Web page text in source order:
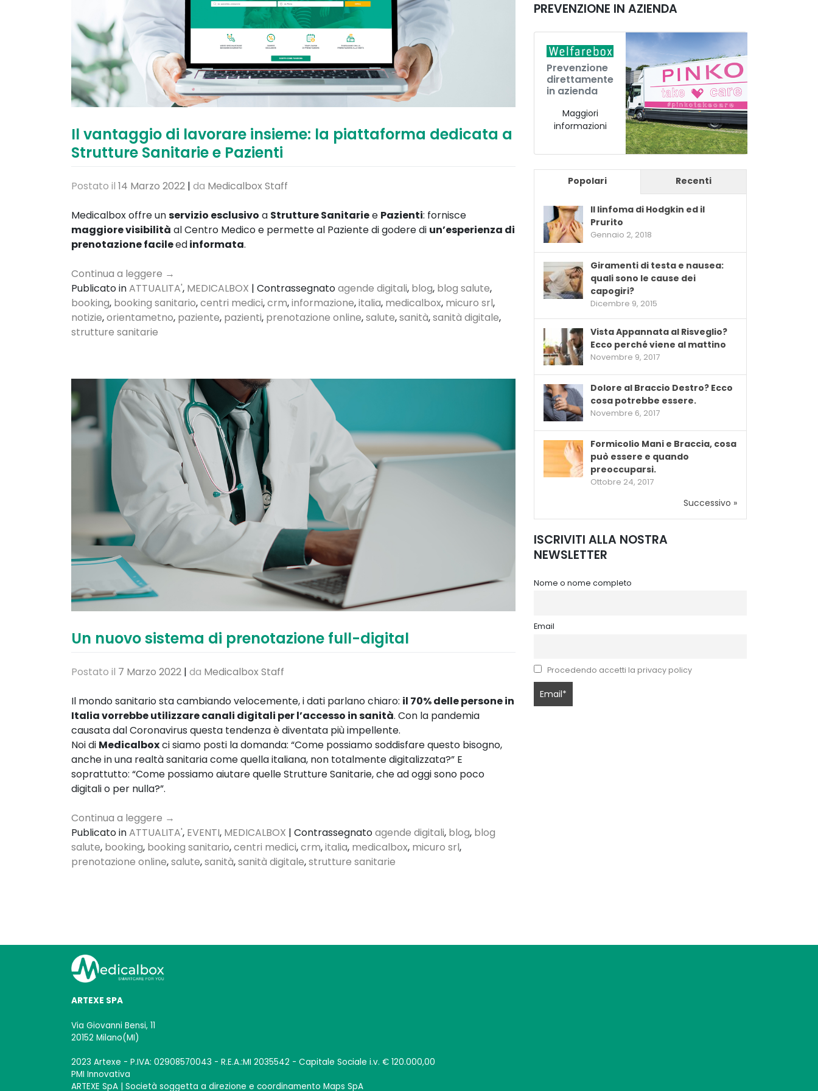
Il vantaggio di lavorare insieme: la piattaforma dedicata a
Strutture Sanitarie e Pazienti
Postato il 14 Marzo 2022 | da Medicalbox Staff
Medicalbox offre unservizio esclusivo a Strutture Sanitariee Pazienti: fornisce
maggiore visibilità al Centro Medico e permette al Paziente di godere di un’esperienza di
prenotazione facileedinformata.
Continua a leggere →
Publicato inATTUALITA', MEDICALBOX | Contrassegnatoagende digitali, blog, blog salute,
booking, booking sanitario,centri medici,crm,informazione,italia, medicalbox, micuro srl,
notizie,orientametno, paziente, pazienti, prenotazione online,salute,sanità,sanità digitale,
strutture sanitarie
Un nuovo sistema di prenotazione full-digital
Postato il 7 Marzo 2022 | da Medicalbox Staff
Il mondo sanitario sta cambiando velocemente, i dati parlano chiaro: il 70% delle persone in
Italia vorrebbe utilizzare canali digitali per l’accesso in sanità. Con la pandemia
causata dal Coronavirus questa tendenza è diventata più impellente.
Noi di Medicalboxci siamo posti la domanda: “Come possiamo soddisfare questo bisogno,
anche in una realtà sanitaria come quella italiana, non totalmente digitalizzata?” E
soprattutto: “Come possiamo aiutare quelle Strutture Sanitarie, che ad oggi sono poco
digitali o per nulla?”.
Continua a leggere →
Publicato inATTUALITA', EVENTI, MEDICALBOX | Contrassegnatoagende digitali, blog, blog
salute, booking, booking sanitario,centri medici,crm,italia, medicalbox, micuro srl,
prenotazione online,salute,sanità,sanità digitale,strutture sanitarie
PREVENZIONE IN AZIENDA
Prevenzione
direttamente
in azienda
Maggiori
informazioni
Popolari Recenti
Il linfoma di Hodgkin ed il
Prurito
Gennaio 2, 2018
Giramenti di testa e nausea:
quali sono le cause dei
capogiri?
Dicembre 9, 2015
Vista Appannata al Risveglio?
Ecco perché viene al mattino
Novembre 9, 2017
Dolore al Braccio Destro? Ecco
cosa potrebbe essere.
Novembre 6, 2017
Formicolio Mani e Braccia, cosa
può essere e quando
preoccuparsi.
Ottobre 24, 2017
Successivo »
ISCRIVITI ALLA NOSTRA
NEWSLETTER
Nome o nome completo
Email
Procedendo accetti la privacy policy
ARTEXE SPA
Via Giovanni Bensi, 11
20152 Milano(MI)
2023 Artexe - P.IVA: 02908570043 - R.E.A.:MI 2035542 - Capitale Sociale i.v. € 120.000,00
PMI Innovativa
ARTEXE SpA | Società soggetta a direzione e coordinamento Maps SpA